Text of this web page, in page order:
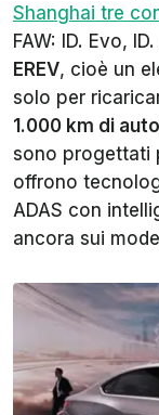
Shanghai tre
FAW: ID. Evo,
EREV, cioè un
solo per
1.000 km di
sono progettati
offrono
ADAS con
ancora sui